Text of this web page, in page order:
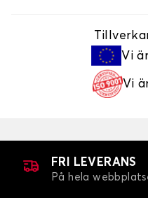
Vi
Vi
FRI LEVERANS
På hela